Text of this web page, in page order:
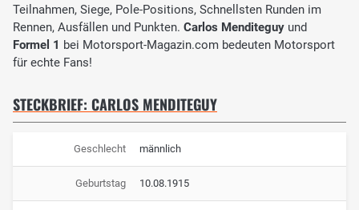
Teilnahmen, Siege, Pole-Positions, Schnellsten Runden im
Rennen, Ausfällen und Punkten. Carlos Menditeguy und
Formel 1 bei Motorsport-Magazin.com bedeuten Motorsport
für echte Fans!
STECKBRIEF: CARLOS MENDITEGUY
Geschlecht männlich
Geburtstag 10.08.1915